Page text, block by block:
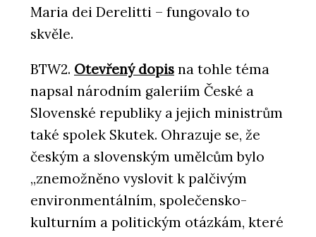
Maria dei Derelitti – fungovalo to
skvěle.
BTW2. Otevřený dopis na tohle téma
napsal národním galeriím České a
Slovenské republiky a jejich ministrům
také spolek Skutek. Ohrazuje se, že
českým a slovenským umělcům bylo
„znemožněno vyslovit k palčivým
environmentálním, společensko-
kulturním a politickým otázkám, které